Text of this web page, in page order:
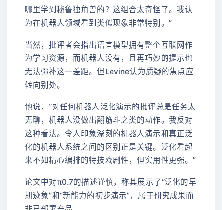
哪里学到秘鲁独角兽的？这组合太奇怪了。我认
为在机器人领域看到类似现象非常特别。”
当然，批评者会指出语言模型拥有整个互联网作
为学习资源，而机器人没有，且再巧妙的提示也
无法弥补这一差距。但Levine认为质疑的焦点应
转向别处。
他说：“对任何机器人泛化演示的批评总是任务太
无聊，机器人没做出翻筋斗之类的动作。我反对
这种看法。令人印象深刻的机器人演示和真正泛
化的机器人系统之间的区别正是关键。泛化看起
来不如精心编排的特技戏剧性，但实用性更强。”
论文中对π0.7的描述谨慎，称其展示了“泛化的早
期迹象”和“新能力的初步演示”，属于研究成果而